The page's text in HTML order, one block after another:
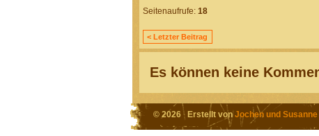
Seitenaufrufe: 18
< Letzter Beitrag
Es können keine
© 2026 Erstellt vonJochen und